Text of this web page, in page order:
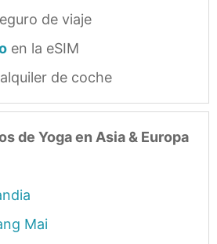
de viaje
en la eSIM
de coche
de Yoga en Asia & Europa
Mai